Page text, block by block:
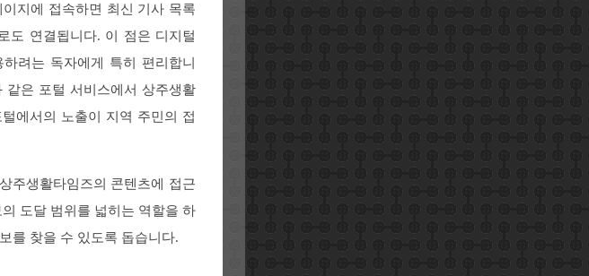
이지에 접속하면 최신 기사 목록
도 연결됩니다. 이 점은 디지털
려는 독자에게 특히 편리합니
같은 포털 서비스에서 상주생활
에서의 노출이 지역 주민의 접
주생활타임즈의 콘텐츠에 접근
도달 범위를 넓히는 역할을 하
를 찾을 수 있도록 돕습니다.